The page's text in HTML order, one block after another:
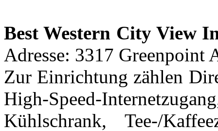
Best Western City View
Adresse: 3317 Greenpoint
Zur Einrichtung zählen
High-Speed-
Kühlschrank, Tee-/